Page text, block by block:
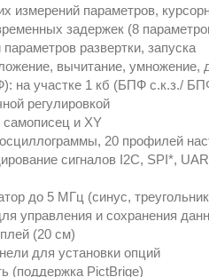
измерений параметров,
задержек (8
развертки, запуска
вычитание, умножение,
на участке 1 кб (БПФ с.к.з./
регулировкой
и XY
20 профилей
сигналов I2C, SPI*,
до 5 МГц (синус,
управления и сохранения
(20 см)
для установки опций
(поддержка PictBrige)